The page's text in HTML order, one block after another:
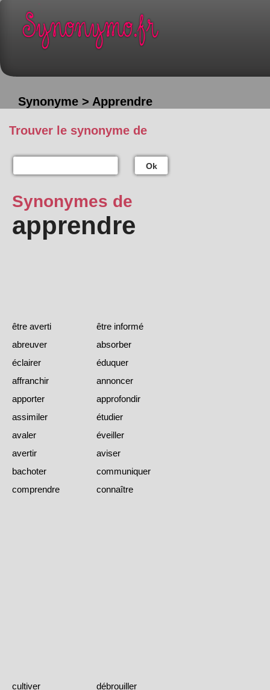
Synonyme > Apprendre
Trouver le synonyme de
Ok
Synonymes de
apprendre
être averti
être informé
abreuver
absorber
éclairer
éduquer
affranchir
annoncer
apporter
approfondir
assimiler
étudier
avaler
éveiller
avertir
aviser
bachoter
communiquer
comprendre
connaître
cultiver
débrouiller